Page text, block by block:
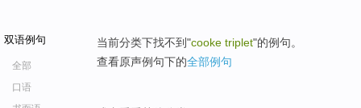
双语例句
全部
口语
当前分类下找不到"cooke triplet"的例句。
查看原声例句下的全部例句